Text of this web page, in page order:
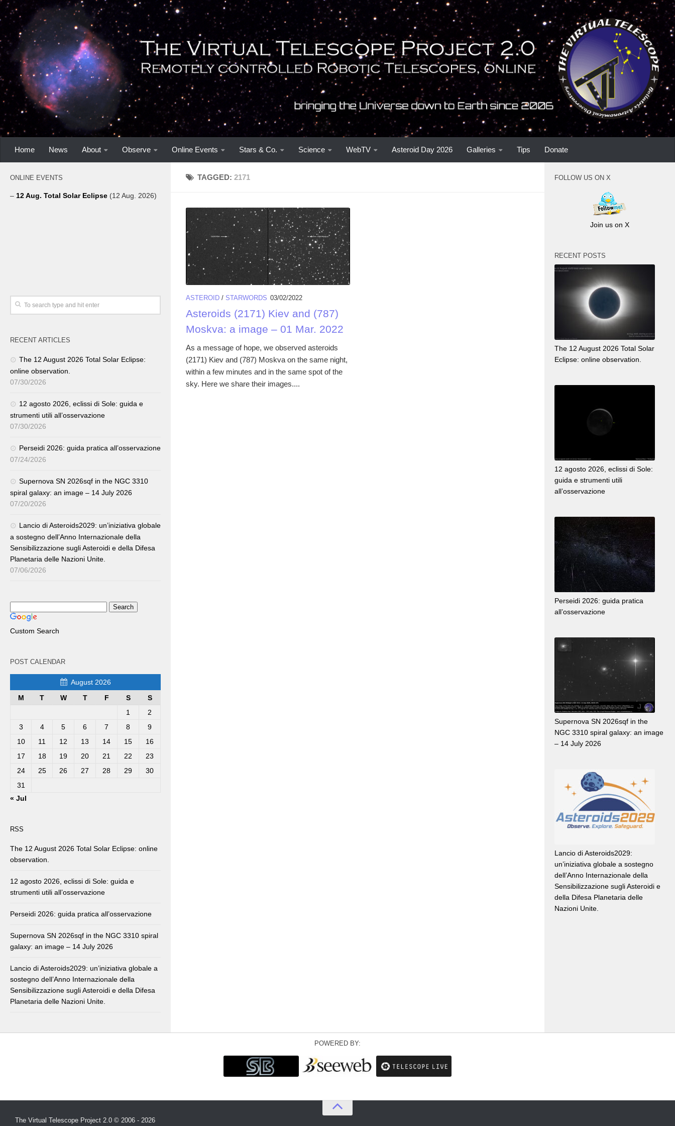
Home News About Observe Online Events Stars & Co. Science WebTV Asteroid Day 2026 Galleries Tips Donate
TAGGED:2171
ASTEROID / STARWORDS 03/02/2022
Asteroids (2171) Kiev and (787)
Moskva: a image – 01 Mar. 2022
As a message of hope, we observed asteroids
(2171) Kiev and (787) Moskva on the same night,
within a few minutes and in the same spot of the
sky. Here we share their images....
ONLINE EVENTS
– 12 Aug. Total Solar Eclipse (12 Aug. 2026)
RECENT ARTICLES
The 12 August 2026 Total Solar Eclipse:
online observation.
07/30/2026
12 agosto 2026, eclissi di Sole: guida e
strumenti utili all’osservazione
07/30/2026
Perseidi 2026: guida pratica all’osservazione
07/24/2026
Supernova SN 2026sqf in the NGC 3310
spiral galaxy: an image – 14 July 2026
07/20/2026
Lancio di Asteroids2029: un’iniziativa globale
a sostegno dell’Anno Internazionale della
Sensibilizzazione sugli Asteroidi e della Difesa
Planetaria delle Nazioni Unite.
07/06/2026
Custom Search
POST CALENDAR
August 2026
M
T W T F S
S
1
2
3
4 5 6 7 8
9
10
11 12 13 14 15
16
17
18 19 20 21 22
23
24
25 26 27 28 29
30
31
« Jul
RSS
The 12 August 2026 Total Solar Eclipse: online
observation.
12 agosto 2026, eclissi di Sole: guida e
strumenti utili all’osservazione
Perseidi 2026: guida pratica all’osservazione
Supernova SN 2026sqf in the NGC 3310 spiral
galaxy: an image – 14 July 2026
Lancio di Asteroids2029: un’iniziativa globale a
sostegno dell’Anno Internazionale della
Sensibilizzazione sugli Asteroidi e della Difesa
Planetaria delle Nazioni Unite.
FOLLOW US ON X
Join us on X
RECENT POSTS
The 12 August 2026 Total Solar
Eclipse: online observation.
12 agosto 2026, eclissi di Sole:
guida e strumenti utili
all’osservazione
Perseidi 2026: guida pratica
all’osservazione
Supernova SN 2026sqf in the
NGC 3310 spiral galaxy: an image
– 14 July 2026
Lancio di Asteroids2029:
un’iniziativa globale a sostegno
dell’Anno Internazionale della
Sensibilizzazione sugli Asteroidi e
della Difesa Planetaria delle
Nazioni Unite.
POWERED BY:
The Virtual Telescope Project 2.0 © 2006 - 2026